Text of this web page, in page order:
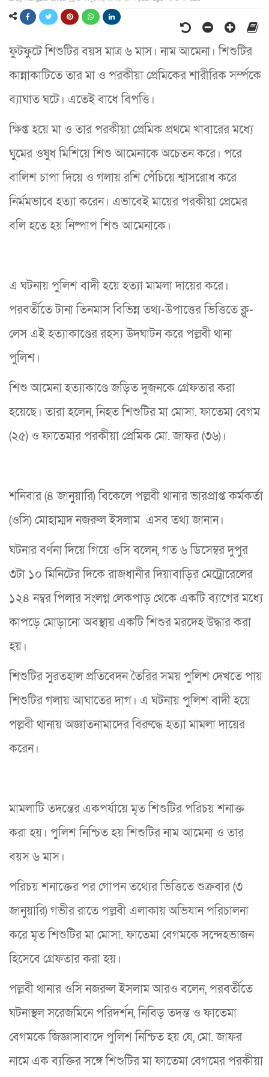
ফুটফুটে শিশুটির বয়স মাত্র ৬ মাস। নাম আমেনা। শিশুটির
কান্নাকাটিতে তার মা ও পরকীয়া প্রেমিকের শারীরিক সর্ম্পকে
ব্যাঘাত ঘটে। এতেই বাধে বিপত্তি।
ক্ষিপ্ত হয়ে মা ও তার পরকীয়া প্রেমিক প্রথমে খাবারের মধ্যে
ঘুমের ওষুধ মিশিয়ে শিশু আমেনাকে অচেতন করে। পরে
বালিশ চাপা দিয়ে ও গলায় রশি পেঁচিয়ে শ্বাসরোধ করে
নির্মমভাবে হত্যা করেন। এভাবেই মায়ের পরকীয়া প্রেমের
বলি হতে হয় নিষ্পাপ শিশু আমেনাকে।
এ ঘটনায় পুলিশ বাদী হয়ে হত্যা মামলা দায়ের করে।
পরবর্তীতে টানা তিনমাস বিভিন্ন তথ্য-উপাত্তের ভিত্তিতে ক্লু-
লেস এই হত্যাকাণ্ডের রহস্য উদঘাটন করে পল্লবী থানা
পুলিশ।
শিশু আমেনা হত্যাকাণ্ডে জড়িত দুজনকে গ্রেফতার করা
হয়েছে। তারা হলেন, নিহত শিশুটির মা মোসা. ফাতেমা বেগম
(২৫) ও ফাতেমার পরকীয়া প্রেমিক মো. জাফর (৩৬)।
শনিবার (৪ জানুয়ারি) বিকেলে পল্লবী থানার ভারপ্রাপ্ত কর্মকর্তা
(ওসি) মোহাম্মদ নজরুল ইসলাম এসব তথ্য জানান।
ঘটনার বর্ণনা দিয়ে গিয়ে ওসি বলেন, গত ৬ ডিসেম্বর দুপুর
৩টা ১০ মিনিটের দিকে রাজধানীর দিয়াবাড়ির মেট্রোরেলের
১২৪ নম্বর পিলার সংলগ্ন লেকপাড় থেকে একটি ব্যাগের মধ্যে
কাপড়ে মোড়ানো অবস্থায় একটি শিশুর মরদেহ উদ্ধার করা
হয়।
শিশুটির সুরতহাল প্রতিবেদন তৈরির সময় পুলিশ দেখতে পায়
শিশুটির গলায় আঘাতের দাগ। এ ঘটনায় পুলিশ বাদী হয়ে
পল্লবী থানায় অজ্ঞাতনামাদের বিরুদ্ধে হত্যা মামলা দায়ের
করেন।
মামলাটি তদন্তের একপর্যায়ে মৃত শিশুটির পরিচয় শনাক্ত
করা হয়। পুলিশ নিশ্চিত হয় শিশুটির নাম আমেনা ও তার
বয়স ৬ মাস।
পরিচয় শনাক্তের পর গোপন তথ্যের ভিত্তিতে শুক্রবার (৩
জানুয়ারি) গভীর রাতে পল্লবী এলাকায় অভিযান পরিচালনা
করে মৃত শিশুটির মা মোসা. ফাতেমা বেগমকে সন্দেহভাজন
হিসেবে গ্রেফতার করা হয়।
পল্লবী থানার ওসি নজরুল ইসলাম আরও বলেন, পরবর্তীতে
ঘটনাস্থল সরেজমিনে পরিদর্শন, নিবিড় তদন্ত ও ফাতেমা
বেগমকে জিজ্ঞাসাবাদে পুলিশ নিশ্চিত হয় যে, মো. জাফর
নামে এক ব্যক্তির সঙ্গে শিশুটির মা ফাতেমা বেগমের পরকীয়া